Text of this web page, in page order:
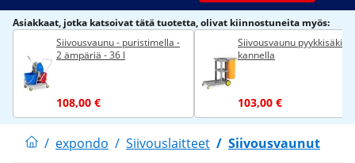
Asiakkaat, jotka katsoivat tätä tuotetta, olivat kiinnostuneita myös:
Siivousvaunu - puristimella -
2 ämpäriä - 36 l
108,00 €
Siivousvaunu pyykkisäkillä
kannella
103,00 €
/ expondo / Siivouslaitteet / Siivousvaunut